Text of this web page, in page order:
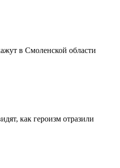
в Смоленской области
как героизм отразили